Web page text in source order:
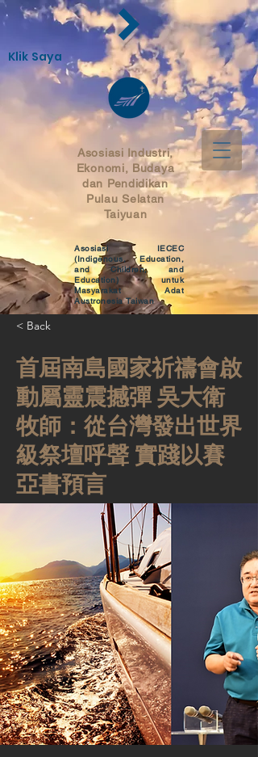
Asosiasi Industri,
Ekonomi, Budaya
dan Pendidikan
Pulau Selatan
Taiyuan
Asosiasi IECEC
(Indigenous, Education,
and Children, and
Education) untuk
Masyarakat Adat
Austronesia Taiwan
Klik Saya
< Back
首屆南島國家祈禱會啟
動屬靈震撼彈 吳大衛
牧師：從台灣發出世界
級祭壇呼聲 實踐以賽
亞書預言